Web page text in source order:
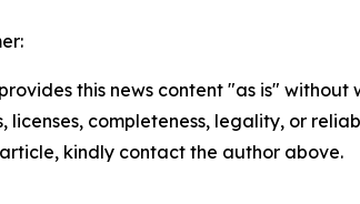
this news content "as is"
licenses, completeness, legality, or
kindly contact the author above.